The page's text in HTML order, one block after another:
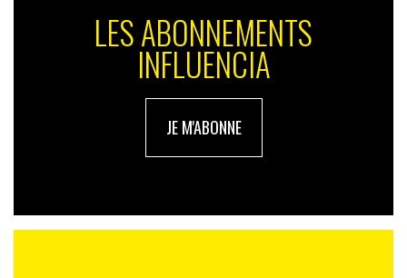
LES ABONNEMENTS
INFLUENCIA
JE M'ABONNE